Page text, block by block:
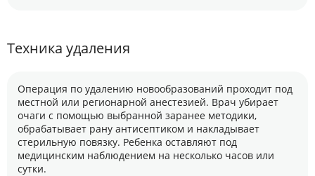
Техника удаления
Операция по удалению новообразований проходит под
местной или регионарной анестезией. Врач убирает
очаги с помощью выбранной заранее методики,
обрабатывает рану антисептиком и накладывает
стерильную повязку. Ребенка оставляют под
медицинским наблюдением на несколько часов или
сутки.